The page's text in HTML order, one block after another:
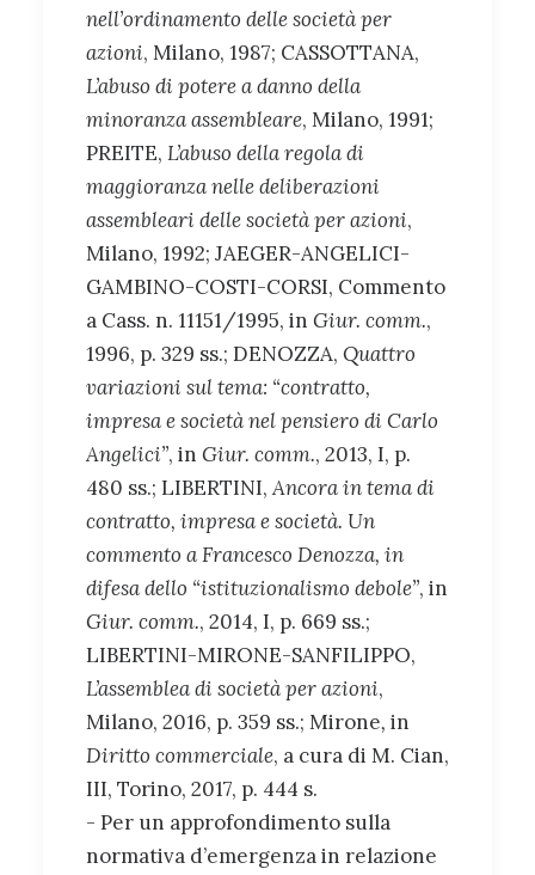
nell’ordinamento delle società per
azioni, Milano, 1987; CASSOTTANA,
L’abuso di potere a danno della
minoranza assembleare, Milano, 1991;
PREITE, L’abuso della regola di
maggioranza nelle deliberazioni
assembleari delle società per azioni,
Milano, 1992; JAEGER-ANGELICI-
GAMBINO-COSTI-CORSI, Commento
a Cass. n. 11151/1995, in Giur. comm.,
1996, p. 329 ss.; DENOZZA, Quattro
variazioni sul tema: “contratto,
impresa e società nel pensiero di Carlo
Angelici”, in Giur. comm., 2013, I, p.
480 ss.; LIBERTINI,Ancora in tema di
contratto, impresa e società. Un
commento a Francesco Denozza, in
difesa dello “istituzionalismo debole”, in
Giur. comm., 2014, I, p. 669 ss.;
LIBERTINI-MIRONE-SANFILIPPO,
L’assemblea di società per azioni,
Milano, 2016, p. 359 ss.; Mirone, in
Diritto commerciale, a cura di M. Cian,
III, Torino, 2017, p. 444 s.
- Per un approfondimento sulla
normativa d’emergenza in relazione